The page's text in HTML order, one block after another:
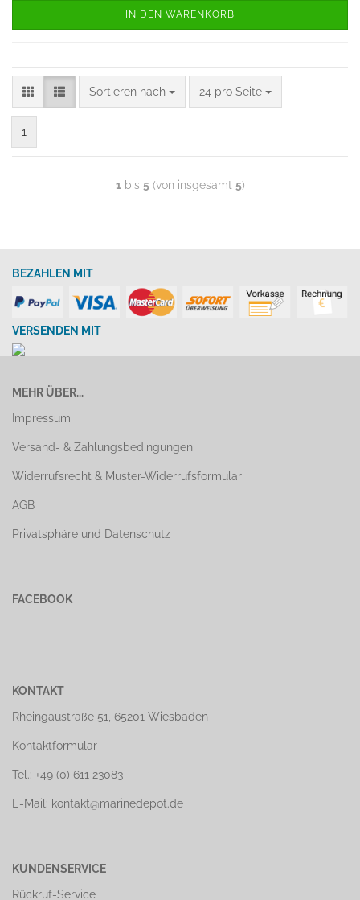
IN DEN WARENKORB
Sortieren nach 24 pro Seite
1
1bis 5(von insgesamt 5)
BEZAHLEN MIT
VERSENDEN MIT
MEHR ÜBER...
Impressum
Versand- & Zahlungsbedingungen
Widerrufsrecht & Muster-Widerrufsformular
AGB
Privatsphäre und Datenschutz
FACEBOOK
KONTAKT
Rheingaustraße 51, 65201 Wiesbaden
Kontaktformular
Tel.: +49 (0) 611 23083
E-Mail: kontakt@marinedepot.de
KUNDENSERVICE
Rückruf-Service